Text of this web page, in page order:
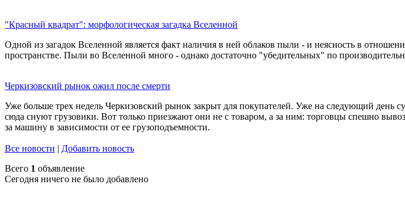
"Красный квадрат": морфологическая загадка Вселенной
Одной из загадок Вселенной является факт наличия в ней облаков пыли - и неясность в
пространстве. Пыли во Вселенной много - однако достаточно "убедительных" по
Черкизовский рынок ожил после смерти
Уже больше трех недель Черкизовский рынок закрыт для покупателей. Уже на следующий день
сюда снуют грузовики. Вот только приезжают они не с товаром, а за ним: торговцы спешно
за машину в зависимости от ее грузоподъемности.
Все новости | Добавить новость
Всего 1 объявление
Сегодня ничего не было добавлено